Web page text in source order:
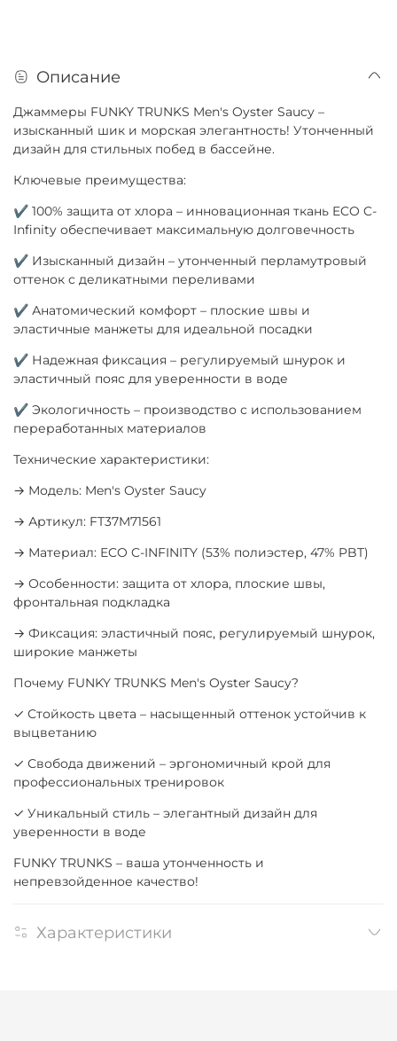
Описание
Джаммеры FUNKY TRUNKS Men's Oyster Saucy –
изысканный шик и морская элегантность! Утонченный
дизайн для стильных побед в бассейне.
Ключевые преимущества:
✔ 100% защита от хлора – инновационная ткань ECO C-
Infinity обеспечивает максимальную долговечность
✔ Изысканный дизайн – утонченный перламутровый
оттенок с деликатными переливами
✔ Анатомический комфорт – плоские швы и
эластичные манжеты для идеальной посадки
✔ Надежная фиксация – регулируемый шнурок и
эластичный пояс для уверенности в воде
✔ Экологичность – производство с использованием
переработанных материалов
Технические характеристики:
→ Модель: Men's Oyster Saucy
→ Артикул: FT37M71561
→ Материал: ECO C-INFINITY (53% полиэстер, 47% PBT)
→ Особенности: защита от хлора, плоские швы,
фронтальная подкладка
→ Фиксация: эластичный пояс, регулируемый шнурок,
широкие манжеты
Почему FUNKY TRUNKS Men's Oyster Saucy?
✓ Стойкость цвета – насыщенный оттенок устойчив к
выцветанию
✓ Свобода движений – эргономичный крой для
профессиональных тренировок
✓ Уникальный стиль – элегантный дизайн для
уверенности в воде
FUNKY TRUNKS – ваша утонченность и
непревзойденное качество!
Характеристики